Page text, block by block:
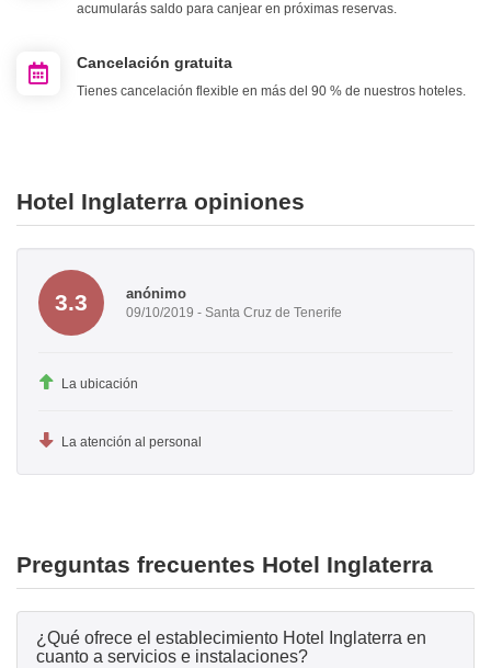
acumularás saldo para canjear en próximas reservas.
Cancelación gratuita
Tienes cancelación flexible en más del 90 % de nuestros hoteles.
Hotel Inglaterra opiniones
3.3 anónimo
09/10/2019 - Santa Cruz de Tenerife
La ubicación
La atención al personal
Preguntas frecuentes Hotel Inglaterra
¿Qué ofrece el establecimiento Hotel Inglaterra en
cuanto a servicios e instalaciones?